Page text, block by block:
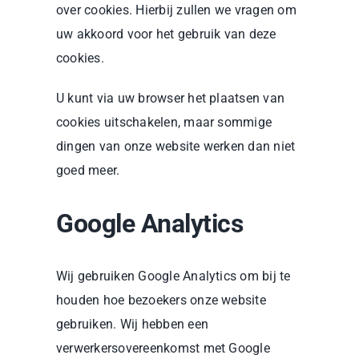
over cookies. Hierbij zullen we vragen om
uw akkoord voor het gebruik van deze
cookies.
U kunt via uw browser het plaatsen van
cookies uitschakelen, maar sommige
dingen van onze website werken dan niet
goed meer.
Google Analytics
Wij gebruiken Google Analytics om bij te
houden hoe bezoekers onze website
gebruiken. Wij hebben een
verwerkersovereenkomst met Google